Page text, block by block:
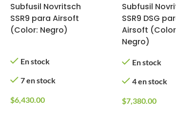
Subfusil Novritsch
SSR9 para Airsoft
(Color: Negro)
En stock
7 en stock
$6,430.00
Subfusil
SSR9 DSG
Airsoft
Negro)
En stock
4 en stock
$7,380.00